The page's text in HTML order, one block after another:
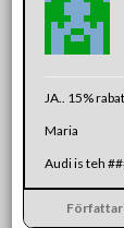
JA.. 15%
Maria
Audi is teh